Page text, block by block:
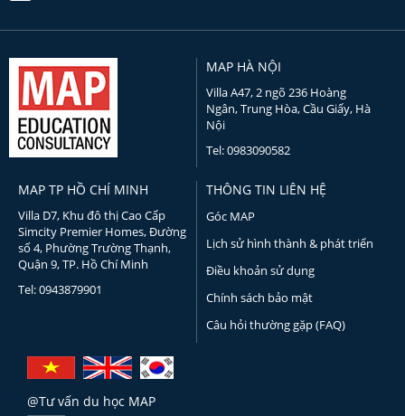
MAP HÀ NỘI
Villa A47, 2 ngõ 236 Hoàng
Ngân, Trung Hòa, Cầu Giấy, Hà
Nội
Tel: 0983090582
MAP TP HỒ CHÍ MINH
Villa D7, Khu đô thị Cao Cấp
Simcity Premier Homes, Đường
số 4, Phường Trường Thạnh,
Quận 9, TP. Hồ Chí Minh
Tel: 0943879901
THÔNG TIN LIÊN HỆ
Góc MAP
Lịch sử hình thành & phát triển
Điều khoản sử dụng
Chính sách bảo mật
Câu hỏi thường gặp (FAQ)
@Tư vấn du học MAP